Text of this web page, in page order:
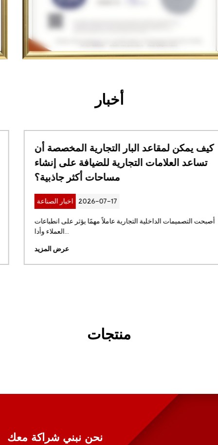
أخبار
كيف يمكن لمقاعد البار التجارية المخصصة أن
تساعد العلامات التجارية للضيافة على إنشاء
مساحات أكثر جاذبية؟
اخبار الصناعة 2026-07-17
أصبحت التصميمات الداخلية التجارية عاملاً مهمًا يؤثر على انطباعات
العملاء وأدا...
عرض المزيد
منتجات
نحن نبني شراكة معك